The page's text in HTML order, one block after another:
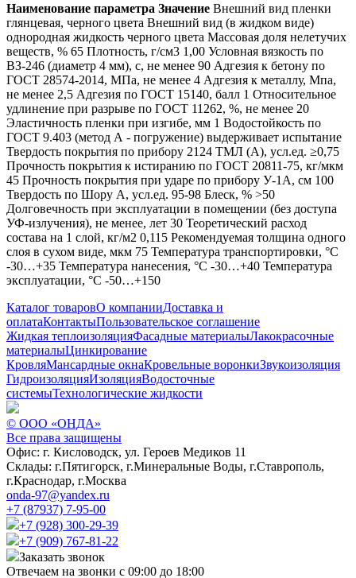
Наименование параметра Значение Внешний вид пленки
глянцевая, черного цвета Внешний вид (в жидком виде)
однородная жидкость черного цвета Массовая доля нелетучих
веществ, % 65 Плотность, г/см3 1,00 Условная вязкость по
ВЗ-246 (диаметр 4 мм), с, не менее 90 Адгезия к бетону по
ГОСТ 28574-2014, МПа, не менее 4 Адгезия к металлу, Мпа,
не менее 2,5 Адгезия по ГОСТ 15140, балл 1 Относительное
удлинение при разрыве по ГОСТ 11262, %, не менее 20
Эластичность пленки при изгибе, мм 1 Водостойкость по
ГОСТ 9.403 (метод А - погружение) выдерживает испытание
Твердость покрытия по прибору 2124 ТМЛ (А), усл.ед. ≥0,75
Прочность покрытия к истиранию по ГОСТ 20811-75, кг/мкм
45 Прочность покрытия при ударе по прибору У-1А, см 100
Твердость по Шору А, усл.ед. 95-98 Блеск, % >50
Долговечность при эксплуатации в помещении (без доступа
УФ-излучения), не менее, лет 30 Теоретический расход
состава на 1 слой, кг/м2 0,115 Рекомендуемая толщина одного
слоя в сухом виде, мкм 75 Температура транспортировки, °С
-30…+35 Температура нанесения, °С -30…+40 Температура
эксплуатации, °С -50…+150
Каталог товаровО компанииДоставка и
оплатаКонтактыПользовательское соглашение
Жидкая теплоизоляцияФасадные материалыЛакокрасочные
материалыЦинкирование
КровляМансардные окнаКровельные воронкиЗвукоизоляция
ГидроизоляцияИзоляцияВодосточные
системыТехнологические жидкости
© ООО «ОНДА»
Все права защищены
Офис: г. Кисловодск, ул. Героев Медиков 11
Склады: г.Пятигорск, г.Минеральные Воды, г.Ставрополь,
г.Краснодар, г.Москва
onda-97@yandex.ru
+7 (87937) 7-95-00
+7 (928) 300-29-39
+7 (909) 767-81-22
Заказать звонок
Отвечаем на звонки с 09:00 до 18:00